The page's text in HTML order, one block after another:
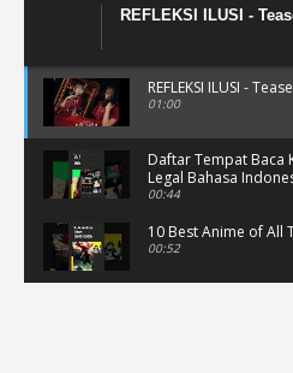
REFLEKSI ILUSI -
REFLEKSI ILUSI -
01:00
Daftar Tempat Baca
Legal Bahasa
00:44
10 Best Anime of All
00:52